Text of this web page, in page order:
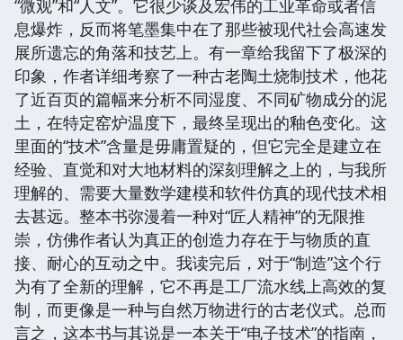
“微观”和“人文”。它很少谈及宏伟的工业革命或者信
息爆炸，反而将笔墨集中在了那些被现代社会高速发
展所遗忘的角落和技艺上。有一章给我留下了极深的
印象，作者详细考察了一种古老陶土烧制技术，他花
了近百页的篇幅来分析不同湿度、不同矿物成分的泥
土，在特定窑炉温度下，最终呈现出的釉色变化。这
里面的“技术”含量是毋庸置疑的，但它完全是建立在
经验、直觉和对大地材料的深刻理解之上的，与我所
理解的、需要大量数学建模和软件仿真的现代技术相
去甚远。整本书弥漫着一种对“匠人精神”的无限推
崇，仿佛作者认为真正的创造力存在于与物质的直
接、耐心的互动之中。我读完后，对于“制造”这个行
为有了全新的理解，它不再是工厂流水线上高效的复
制，而更像是一种与自然万物进行的古老仪式。总而
言之，这本书与其说是一本关于“电子技术”的指南，